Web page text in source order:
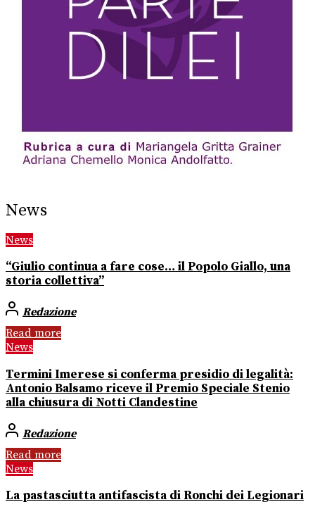
News
News
“Giulio continua a fare cose… il Popolo Giallo, una
storia collettiva”
Redazione
Read more
News
Termini Imerese si conferma presidio di legalità:
Antonio Balsamo riceve il Premio Speciale Stenio
alla chiusura di Notti Clandestine
Redazione
Read more
News
La pastasciutta antifascista di Ronchi dei Legionari